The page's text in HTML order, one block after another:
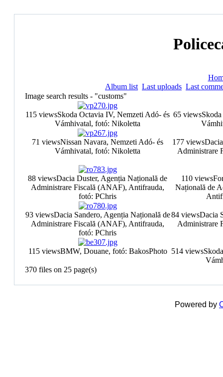
Album list Last uploads Last
Image search results - "customs"
115 viewsSkoda Octavia IV, Nemzeti Adó- és
Vámhivatal, fotó: Nikoletta
65 views
71 viewsNissan Navara, Nemzeti Adó- és
Vámhivatal, fotó: Nikoletta
177 views
Administrare
88 viewsDacia Duster, Agenția Națională de
Administrare Fiscală (ANAF), Antifrauda,
fotó: PChris
110 views
Națională de
93 viewsDacia Sandero, Agenția Națională de
Administrare Fiscală (ANAF), Antifrauda,
fotó: PChris
84 viewsDacia
Administrare
115 viewsBMW, Douane, fotó: BakosPhoto 514 views
370 files on 25 page(s)
Powered by